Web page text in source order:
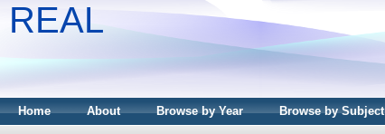
REAL
Home About Browse by Year Browse by Subject